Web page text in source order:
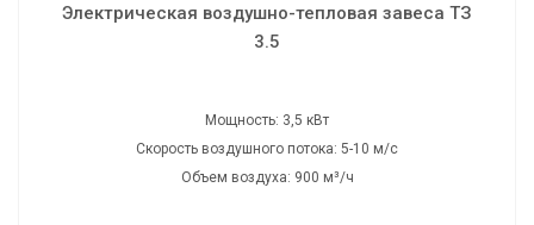
Электрическая воздушно-тепловая завеса ТЗ
3.5
Мощность: 3,5 кВт
Скорость воздушного потока: 5-10 м/с
Объем воздуха: 900 м³/ч
Шумность: 80 дБ
Вес: 9,5 кг